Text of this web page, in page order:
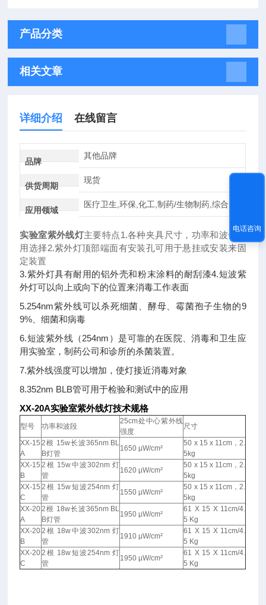
产品分类
相关文章
详细介绍 在线留言
品牌
其他品牌
供货周期
现货
应用领域
医疗卫生,环保,化工,制药/生物制药,综合
实验室紫外线灯主要特点1.各种夹具尺寸，功率和波长可
用选择2.紫外灯顶部端面有安装孔可用于悬挂或安装来固
定装置
3.紫外灯具有耐用的铝外壳和粉末涂料的耐刮漆4.短波紫
外灯可以向上或向下的位置来消毒工作表面
5.254nm紫外线可以杀死细菌、酵母、霉菌孢子生物的9
9%、细菌和病毒
6.短波紫外线（254nm）是可靠的在医院、消毒和卫生应
用实验室，制药公司和诊所的杀菌装置。
7.紫外线强度可以增加，使灯接近消毒对象
8.352nm BLB管可用于检验和测试中的应用
XX-20A实验室紫外线灯技术规格
型号 功率和波段
25cm处中心紫外线
强度
尺寸
XX-15
A
2根 15w长波365nm BL
B灯管
1650 µW/cm²
50 x 15 x 11cm，2.
5kg
XX-15
B
2根 15w中波302nm 灯
管
1620 µW/cm²
50 x 15 x 11cm，2.
5kg
XX-15
C
2根 15w短波254nm 灯
管
1550 µW/cm²
50 x 15 x 11cm，2.
5kg
XX-20
A
2根 18w长波365nm BL
B灯管
1950 µW/cm²
61 X 15 X 11cm/4.
5 Kg
XX-20
B
2根 18w中波302nm 灯
管
1910 µW/cm²
61 X 15 X 11cm/4.
5 Kg
XX-20
C
2根 18w短波254nm 灯
管
1950 µW/cm²
61 X 15 X 11cm/4.
5 Kg
电话咨询